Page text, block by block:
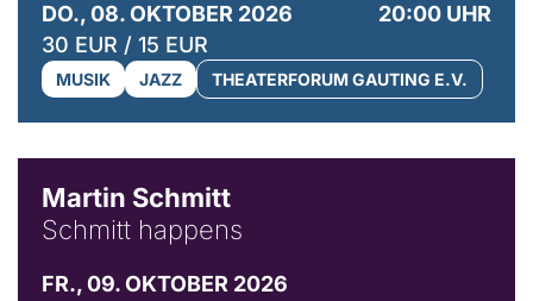
DO., 08. OKTOBER 2026
20:00 UHR
30 EUR / 15 EUR
MUSIK JAZZ THEATERFORUM GAUTING E.V.
Martin Schmitt
Schmitt happens
FR., 09. OKTOBER 2026